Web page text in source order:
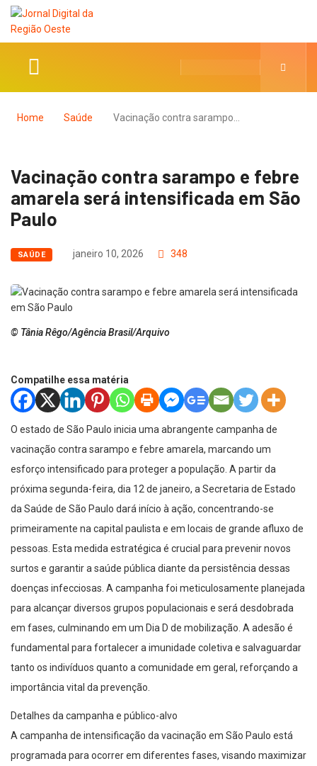
Home Saúde Vacinação contra sarampo…
Vacinação contra sarampo e febre
amarela será intensificada em São
Paulo
SAÚDE janeiro 10, 2026 348
© Tânia Rêgo/Agência Brasil/Arquivo
Compatilhe essa matéria
O estado de São Paulo inicia uma abrangente campanha de
vacinação contra sarampo e febre amarela, marcando um
esforço intensificado para proteger a população. A partir da
próxima segunda-feira, dia 12 de janeiro, a Secretaria de Estado
da Saúde de São Paulo dará início à ação, concentrando-se
primeiramente na capital paulista e em locais de grande afluxo de
pessoas. Esta medida estratégica é crucial para prevenir novos
surtos e garantir a saúde pública diante da persistência dessas
doenças infecciosas. A campanha foi meticulosamente planejada
para alcançar diversos grupos populacionais e será desdobrada
em fases, culminando em um Dia D de mobilização. A adesão é
fundamental para fortalecer a imunidade coletiva e salvaguardar
tanto os indivíduos quanto a comunidade em geral, reforçando a
importância vital da prevenção.
Detalhes da campanha e público-alvo
A campanha de intensificação da vacinação em São Paulo está
programada para ocorrer em diferentes fases, visando maximizar